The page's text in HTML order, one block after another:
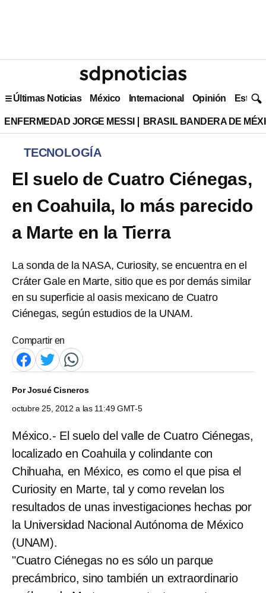
Últimas Noticias México Internacional Opinión Estilo
ENFERMEDAD JORGE MESSI BRASIL BANDERA DE
TECNOLOGÍA
El suelo de Cuatro Ciénegas,
en Coahuila, lo más parecido
a Marte en la Tierra
La sonda de la NASA, Curiosity, se encuentra en el
Cráter Gale en Marte, sitio que es por demás similar
en su superficie al oasis mexicano de Cuatro
Ciénegas, según estudios de la UNAM.
Compartir en
PorJosué Cisneros
octubre 25, 2012 a las 11:49 GMT-5
México.- El suelo del valle de Cuatro Ciénegas,
localizado en Coahuila y colindante con
Chihuaha, en México, es como el que pisa el
Curiosity en Marte, tal y como revelan los
resultados de unas investigaciones hechas por
la Universidad Nacional Autónoma de México
(UNAM).
"Cuatro Ciénegas no es sólo un parque
precámbrico, sino también un extraordinario